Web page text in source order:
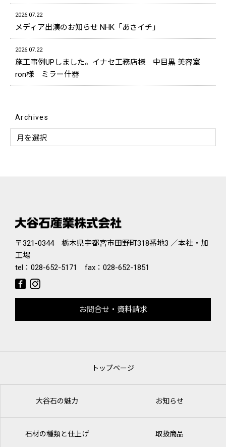
2026.07.22
メディア出演のお知らせ NHK「あさイチ」
2026.07.22
施工事例UPしました。イナセ工務店様 中目黒 美容室
ron様 ミラー什器
Archives
〒321-0344 栃木県宇都宮市田野町318番地3 ／本社・加
工場
tel： 028-652-5171 fax：028-652-1851
お問合せ・資料請求
トップページ
大谷石の魅力 お知らせ
石材の種類と仕上げ 取扱商品